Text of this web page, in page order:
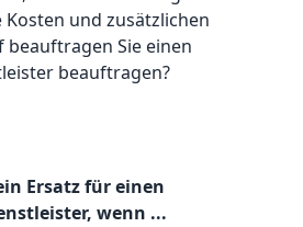
Kosten und zusätzlichen
beauftragen Sie einen
beauftragen?
Ersatz für einen
wenn ...